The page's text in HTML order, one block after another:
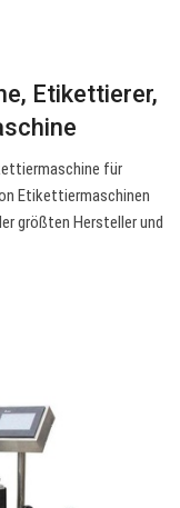
Etikettierer,
für
Etikettiermaschinen
größten Hersteller und